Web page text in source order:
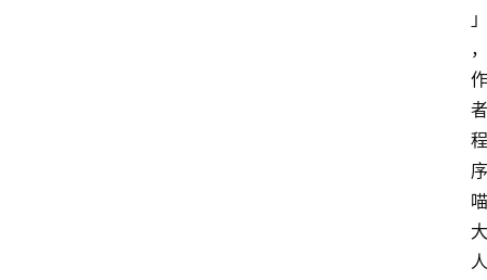
」
，
作
者
程
序
喵
大
人